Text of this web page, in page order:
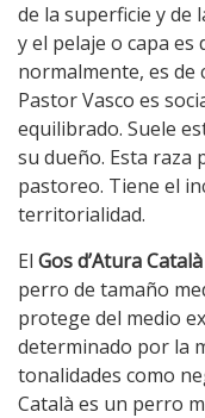
de la superficie y de
y el pelaje o capa es
normalmente, es de
Pastor Vasco es
equilibrado. Suele
su dueño. Esta raza
pastoreo. Tiene el
territorialidad.
El Gos d’Atura Català
perro de tamaño
protege del medio
determinado por la
tonalidades como
Català es un perro